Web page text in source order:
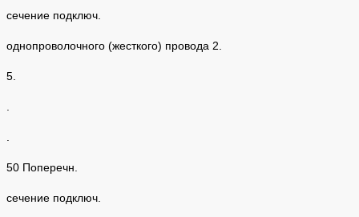
сечение подключ.
однопроволочного (жесткого) провода 2.
5.
50 Поперечн.
сечение подключ.